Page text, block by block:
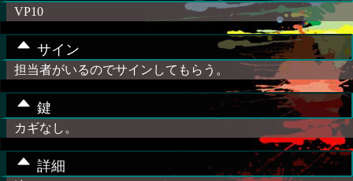
VP10
サイン
担当者がいるのでサインしてもらう。
鍵
カギなし。
詳細